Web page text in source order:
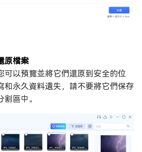
原檔案
可以預覽並將它們還原到安全的位
和永久資料遺失，請不要將它們保存
區中。